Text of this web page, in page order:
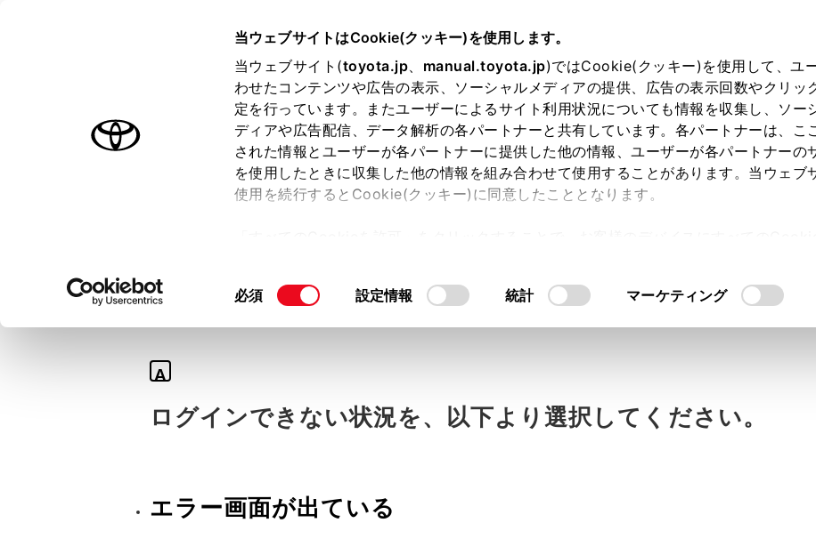
当ウェブサイトはCookie(クッキー)を使用します。
当ウェブサイト(toyota.jp、 manual.toyota.jp)ではCookie(クッキー)を使用して、ユ
わせたコンテンツや広告の表示、ソーシャルメディアの提供、広告の表示回数やクリッ
定を行っています。またユーザーによるサイト利用状況についても情報を収集し、ソー
ディアや広告配信、データ解析の各パートナーと共有しています。各パートナーは、こ
された情報とユーザーが各パートナーに提供した他の情報、ユーザーが各パートナーの
を使用したときに収集した他の情報を組み合わせて使用することがあります。当ウェブ
使用を続行するとCookie(クッキー)に同意したこととなります。
て」をご覧ください。
同
必須 設定情報 統計 マーケティング
オーナーサポート トピックス
た。
A
ログインできない状況を、以下より選択してください。
エラー画面が出ている